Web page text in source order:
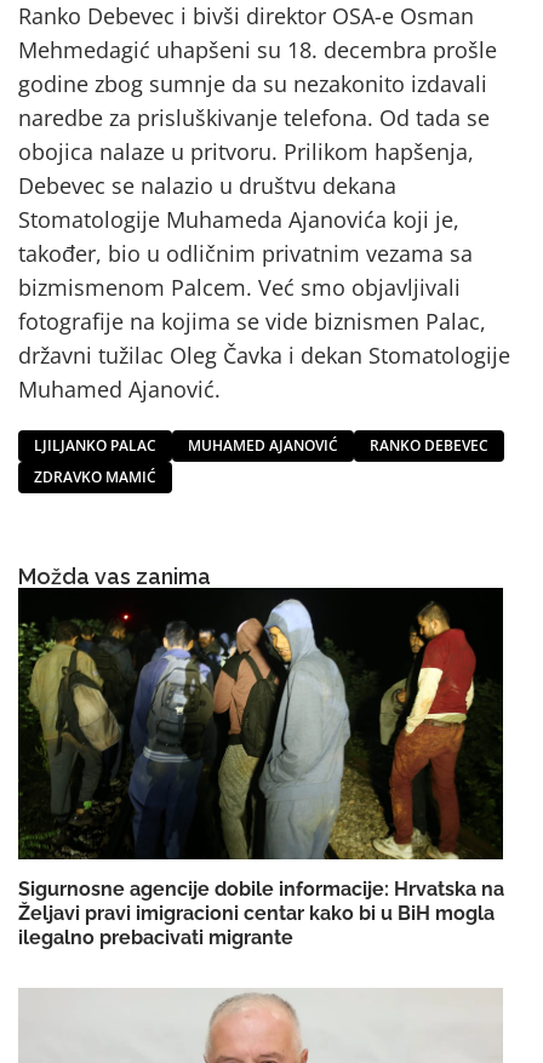
Ranko Debevec i bivši direktor OSA-e Osman
Mehmedagić uhapšeni su 18. decembra prošle
godine zbog sumnje da su nezakonito izdavali
naredbe za prisluškivanje telefona. Od tada se
obojica nalaze u pritvoru. Prilikom hapšenja,
Debevec se nalazio u društvu dekana
Stomatologije Muhameda Ajanovića koji je,
također, bio u odličnim privatnim vezama sa
bizmismenom Palcem. Već smo objavljivali
fotografije na kojima se vide biznismen Palac,
državni tužilac Oleg Čavka i dekan Stomatologije
Muhamed Ajanović.
LJILJANKO PALAC MUHAMED AJANOVIĆ
RANKO DEBEVEC
ZDRAVKO MAMIĆ
Možda vas zanima
Sigurnosne agencije dobile informacije: Hrvatska na
Željavi pravi imigracioni centar kako bi u BiH mogla
ilegalno prebacivati migrante